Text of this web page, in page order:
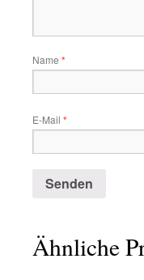
Name *
E-Mail *
Ähnliche